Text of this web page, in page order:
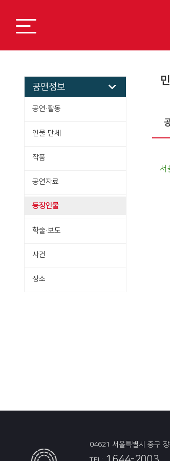
공연정보
공연·활동
인물·단체
작품
공연자료
등장인물
학술·보도
사건
장소
서
04621 서울특별시 중구